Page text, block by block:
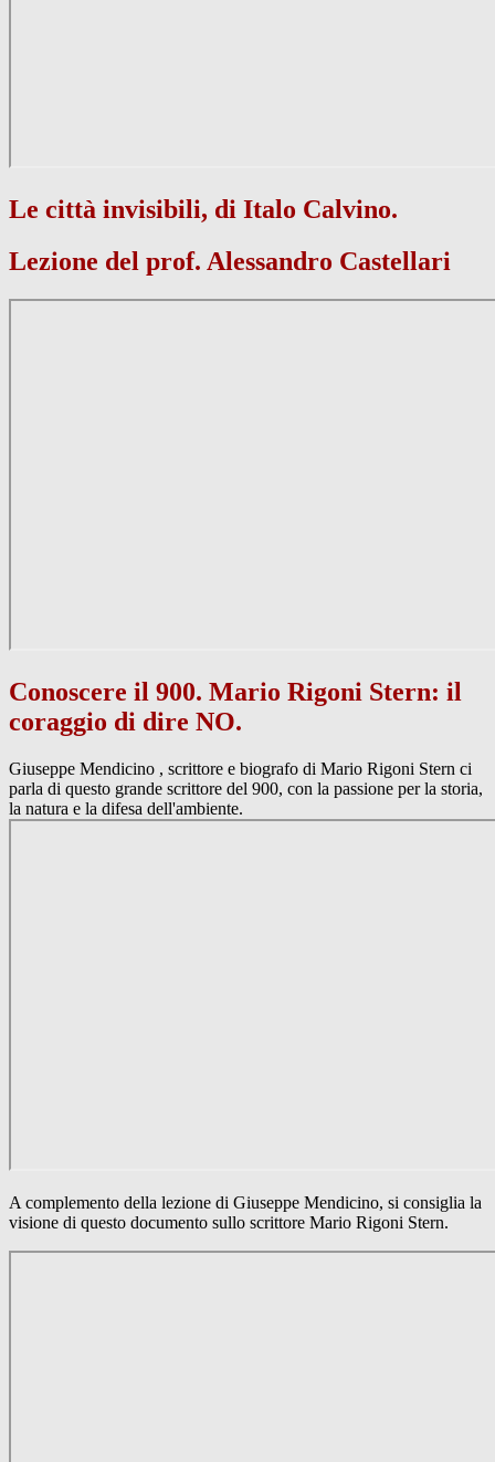
Le città invisibili, di Italo Calvino.
Lezione del prof. Alessandro Castellari
Conoscere il 900. Mario Rigoni Stern: il
coraggio di dire NO.
Giuseppe Mendicino , scrittore e biografo di Mario Rigoni Stern ci
parla di questo grande scrittore del 900, con la passione per la storia,
la natura e la difesa dell'ambiente.
A complemento della lezione di Giuseppe Mendicino, si consiglia la
visione di questo documento sullo scrittore Mario Rigoni Stern.